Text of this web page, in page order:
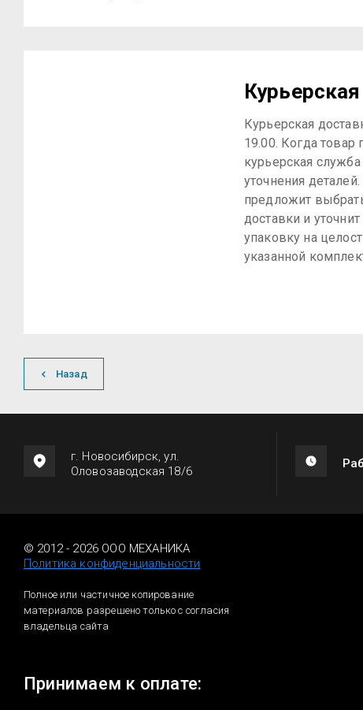
Курьерская
19.00. Когда товар
курьерская
уточнения
предложит
доставки и
упаковку на
указанной
Назад
г. Новосибирск, ул.
Оловозаводская 18/6
© 2012 - 2026 ООО МЕХАНИКА
Политика конфиденциальности
Полное или частичное копирование
материалов разрешено только с согласия
владельца сайта
Принимаем к оплате: